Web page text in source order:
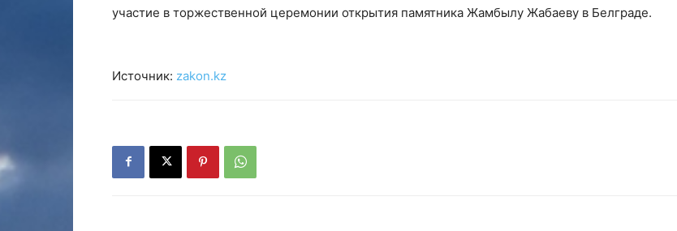
участие в торжественной церемонии открытия памятника Жамбылу Жабаеву в Белграде.
Источник: zakon.kz